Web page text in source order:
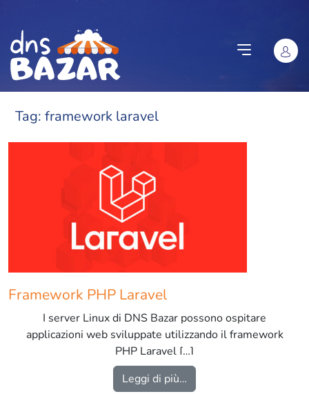
Vai al contenuto
Tag: framework laravel
Framework PHP Laravel
I server Linux di DNS Bazar possono ospitare
applicazioni web sviluppate utilizzando il framework
PHP Laravel […]
Leggi di più…